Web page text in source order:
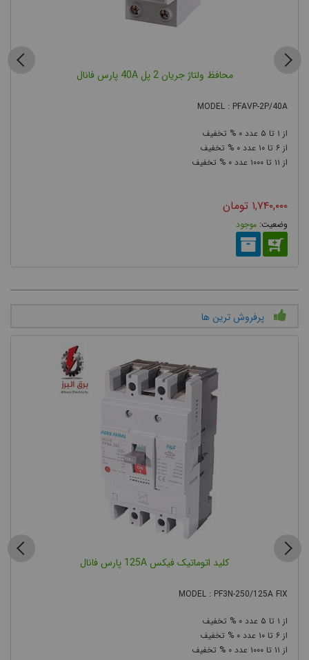
محافظ ولتاژ جریان 2 پل 40A پارس فانال
MODEL : PFAVP-2P/40A
۱ ۵
۰
۶
۱۰
۰
۱۱
۱۰۰۰ ۰
۱,۷۴۰,۰۰۰ تومان
موجود
پرفروش ترين ها
کلید اتوماتیک فیکس 125A پارس فانال
MODEL : PF3N-250/125A FIX
۱ ۵
۰
۶
۱۰
۰
۱۱
۱۰۰۰ ۰